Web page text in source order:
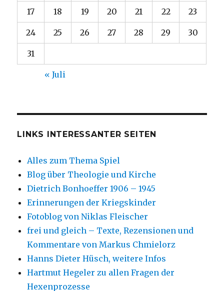
17 18 19 20 21 22 23
24 25 26 27 28 29 30
31
« Juli
LINKS INTERESSANTER SEITEN
Alles zum Thema Spiel
Blog über Theologie und Kirche
Dietrich Bonhoeffer 1906 – 1945
Erinnerungen der Kriegskinder
Fotoblog von Niklas Fleischer
frei und gleich – Texte, Rezensionen und
Kommentare von Markus Chmielorz
Hanns Dieter Hüsch, weitere Infos
Hartmut Hegeler zu allen Fragen der
Hexenprozesse